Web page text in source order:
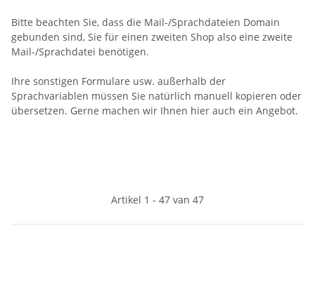
Bitte beachten Sie, dass die Mail-/Sprachdateien Domain
gebunden sind, Sie für einen zweiten Shop also eine zweite
Mail-/Sprachdatei benötigen.
Ihre sonstigen Formulare usw. außerhalb der
Sprachvariablen müssen Sie natürlich manuell kopieren oder
übersetzen. Gerne machen wir Ihnen hier auch ein Angebot.
Artikel 1 - 47 van 47